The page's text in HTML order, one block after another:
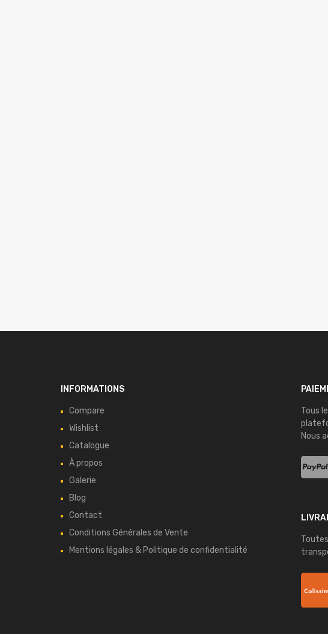
INFORMATIONS
Compare
Wishlist
Catalogue
À propos
Galerie
Blog
Contact
Conditions Générales de Vente
Mentions légales & Politique de confidentialité
Tous
Nous